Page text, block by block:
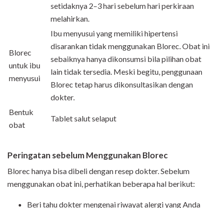
setidaknya 2–3 hari sebelum hari perkiraan
melahirkan.
Blorec
untuk ibu
menyusui
Ibu menyusui yang memiliki hipertensi
disarankan tidak menggunakan Blorec. Obat ini
sebaiknya hanya dikonsumsi bila pilihan obat
lain tidak tersedia. Meski begitu, penggunaan
Blorec tetap harus dikonsultasikan dengan
dokter.
Bentuk
obat
Tablet salut selaput
Peringatan sebelum Menggunakan Blorec
Blorec hanya bisa dibeli dengan resep dokter. Sebelum
menggunakan obat ini, perhatikan beberapa hal berikut:
Beri tahu dokter mengenai riwayat alergi yang Anda